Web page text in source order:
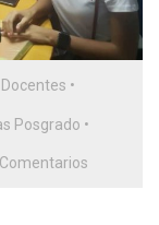
Docentes •
Posgrado •